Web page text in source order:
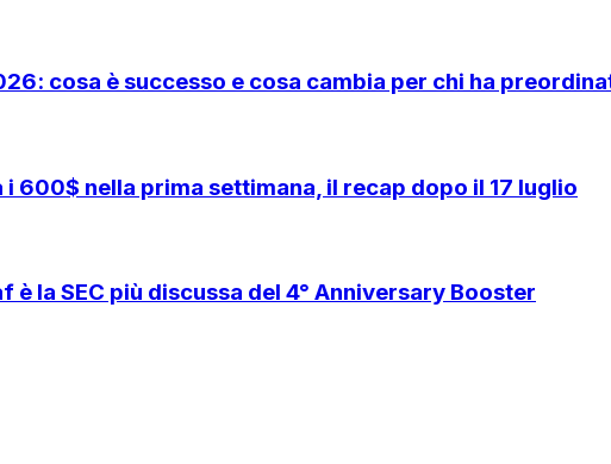
cosa è successo e cosa cambia per chi ha
600$ nella prima settimana, il recap dopo il 17 luglio
la SEC più discussa del 4° Anniversary Booster